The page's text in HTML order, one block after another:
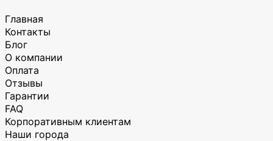
Главная
Контакты
Блог
О компании
Оплата
Отзывы
Гарантии
FAQ
Корпоративным клиентам
Наши города